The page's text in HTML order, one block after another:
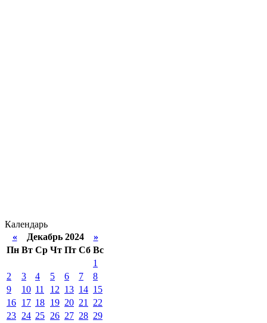
Календарь
«Декабрь 2024 »
Пн Вт Ср Чт Пт Сб Вс
1
2
3 4 5 6 7
8
9
10 11 12 13 14 15
16 17 18 19 20 21
22
23 24 25 26 27 28 29